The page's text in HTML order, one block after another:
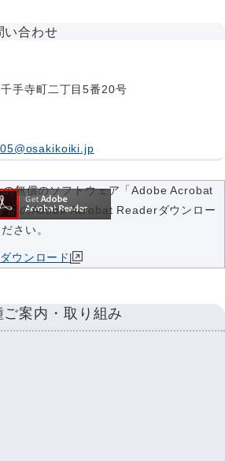
い合わせ
手寺町二丁目5番20号
無償のソフトウェア「Adobe Acrobat
記のAdobe Acrobat Readerダウンロー
さい。
ウンロード
ご案内・取り組み